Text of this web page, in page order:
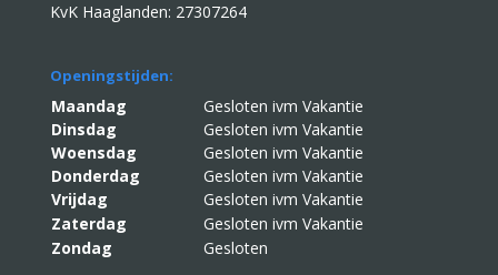
KvK Haaglanden: 27307264
Openingstijden:
Maandag
Gesloten ivm Vakantie
Dinsdag
Gesloten ivm Vakantie
Woensdag
Gesloten ivm Vakantie
Donderdag
Gesloten ivm Vakantie
Vrijdag
Gesloten ivm Vakantie
Zaterdag
Gesloten ivm Vakantie
Zondag
Gesloten